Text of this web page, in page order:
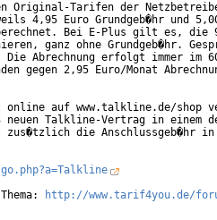
Original-Tarifen der
4,95 Euro Grundgeb�hr und
berechnet. Bei E-Plus gilt es, die
ganz ohne Grundgeb�hr.
Die Abrechnung erfolgt immer im
gegen 2,95 Euro/Monat
online auf www.talkline.de/shop
neuen Talkline-Vertrag in einem
die Anschlussgeb�hr in
http://www.tarif4you.de/